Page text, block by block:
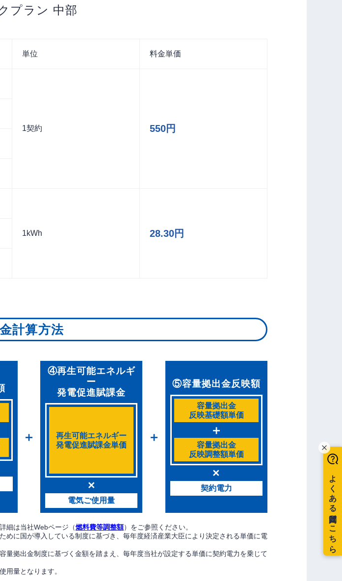
プラン 中部
単位 料金単価
1契約 550円
1kWh 28.30円
計算方法
＋
④再生可能エネルギ
ー
発電促進賦課金
再生可能エネルギー
発電促進賦課金単価
×
電気ご使用量
＋
⑤容量拠出金反映額
容量拠出金
反映基礎額単価
＋
容量拠出金
反映調整額単価
×
契約電力
細は当社Webページ（燃料費等調整額）をご参照ください。
に国が導入している制度に基づき、毎年度経済産業大臣により決定される単価に電
量拠出金制度に基づく金額を踏まえ、毎年度当社が設定する単価に契約電力を乗じて
用量となります。